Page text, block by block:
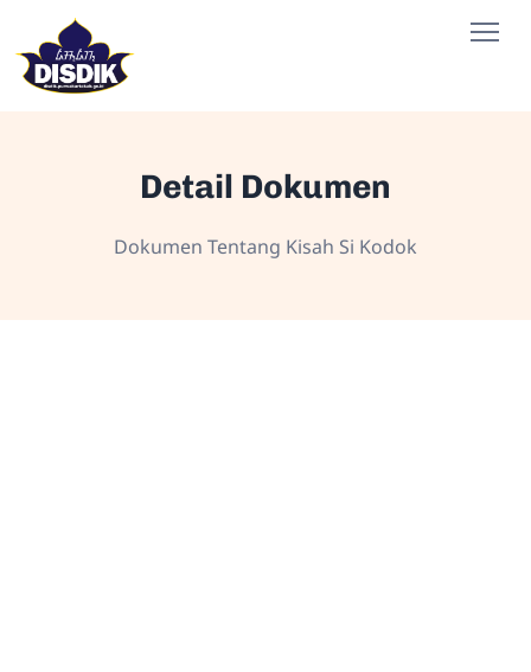
Detail Dokumen
Dokumen Tentang Kisah Si Kodok